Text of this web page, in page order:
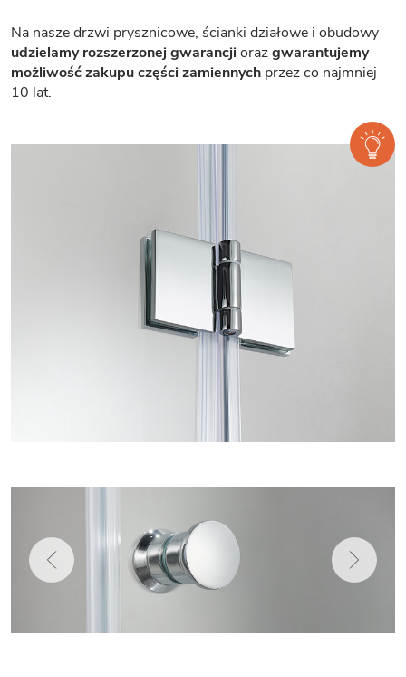
Na nasze drzwi prysznicowe, ścianki działowe i obudowy
udzielamy rozszerzonej gwarancjiorazgwarantujemy
możliwość zakupu części zamiennych przez co najmniej
10 lat.